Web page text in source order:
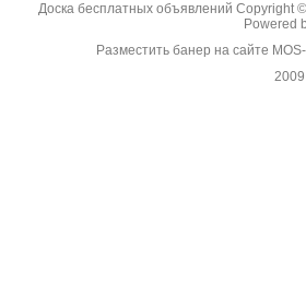
Доска бесплатных объявлений Copyright
Powered
Разместить банер на сайте